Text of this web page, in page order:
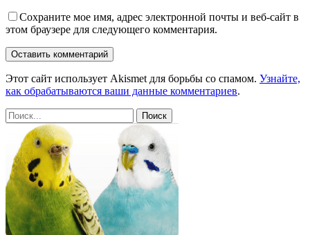
Сохраните мое имя, адрес электронной почты и веб-сайт в
этом браузере для следующего комментария.
Этот сайт использует Akismet для борьбы со спамом. Узнайте,
как обрабатываются ваши данные комментариев.